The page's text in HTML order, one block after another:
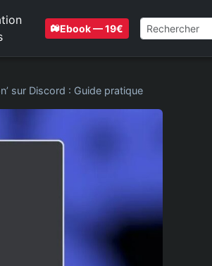
Ebook — 19€
sur Discord : Guide pratique